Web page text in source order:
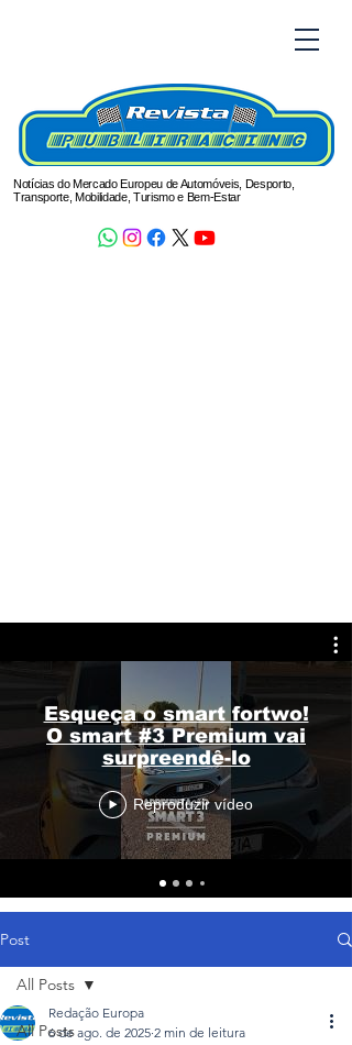
Notícias do Mercado Europeu de Automóveis, Desporto,
Transporte, Mobilidade, Turismo e Bem-Estar
Esqueça o smart fortwo!
O smart #3 Premium vai
surpreendê-lo
Reproduzir vídeo
Post
All Posts
All Posts
Redação Europa
6 de ago. de 2025 2 min de leitura